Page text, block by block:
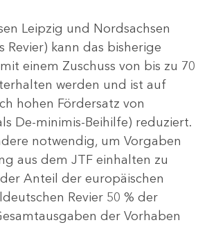
Leipzig und Nordsachsen
Revier) kann das bisherige
einem Zuschuss von bis zu 70
werden und ist auf
hohen Fördersatz von
De-minimis-Beihilfe) reduziert.
notwendig, um Vorgaben
aus dem JTF einhalten zu
Anteil der europäischen
Revier 50 % der
der Vorhaben